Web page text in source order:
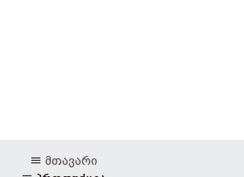
მთავარი